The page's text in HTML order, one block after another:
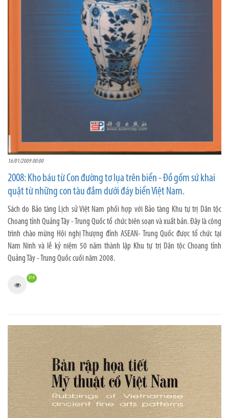
16/01/2009 00:00
2008: Kho báu từ Con đường tơ lụa trên biển - Đồ gốm sứ khai
quật từ những con tàu đắm dưới đáy biển Việt Nam.
Sách do Bảo tàng Lịch sử Việt Nam phối hợp với Bảo tàng Khu tự trị Dân tộc
Choang tỉnh Quảng Tây - Trung Quốc tổ chức biên soạn và xuất bản. Đây là công
trình chào mừng Hội nghị Thượng đỉnh ASEAN- Trung Quốc được tổ chức tại
Nam Ninh và lễ kỷ niệm 50 năm thành lập Khu tự trị Dân tộc Choang tỉnh
Quảng Tây - Trung Quốc cuối năm 2008.
814